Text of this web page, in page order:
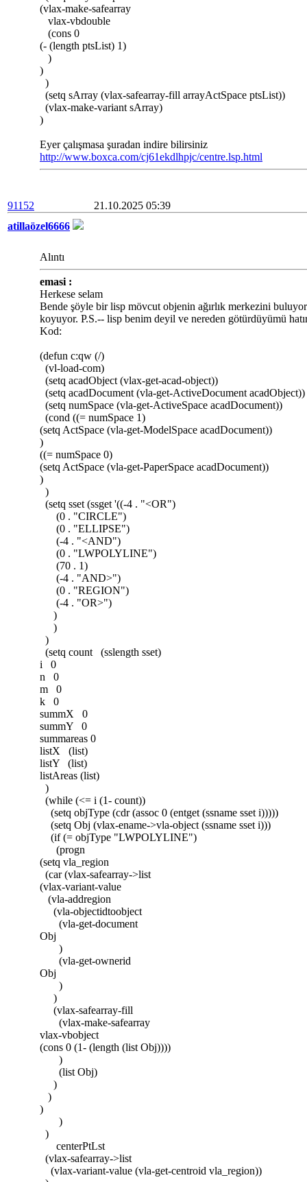
(vlax-make-safearray
vlax-vbdouble
(cons 0
(- (length ptsList) 1)
)
)
)
(setq sArray (vlax-safearray-fill arrayActSpace ptsList))
(vlax-make-variant sArray)
)
Eyer çalışmasa şuradan indire bilirsiniz
http://www.boxca.com/cj61ekdlhpjc/centre.lsp.html
91152
21.10.2025 05:39
atillaözel6666
Alıntı
emasi :
Herkese selam
Bende şöyle bir lisp mövcut objenin ağırlık merkezini
koyuyor. P.S.-- lisp benim deyil ve nereden götürdüyümü
Kod:
(defun c:qw (/)
(vl-load-com)
(setq acadObject (vlax-get-acad-object))
(setq acadDocument (vla-get-ActiveDocument acadObject))
(setq numSpace (vla-get-ActiveSpace acadDocument))
(cond ((= numSpace 1)
(setq ActSpace (vla-get-ModelSpace acadDocument))
)
((= numSpace 0)
(setq ActSpace (vla-get-PaperSpace acadDocument))
)
)
(setq sset (ssget '((-4 . "<OR")
(0 . "CIRCLE")
(0 . "ELLIPSE")
(-4 . "<AND")
(0 . "LWPOLYLINE")
(70 . 1)
(-4 . "AND>")
(0 . "REGION")
(-4 . "OR>")
)
)
)
(setq count (sslength sset)
i 0
n 0
m 0
k 0
summX 0
summY 0
summareas 0
listX (list)
listY (list)
listAreas (list)
)
(while (<= i (1- count))
(setq objType (cdr (assoc 0 (entget (ssname sset i)))))
(setq Obj (vlax-ename->vla-object (ssname sset i)))
(if (= objType "LWPOLYLINE")
(progn
(setq vla_region
(car (vlax-safearray->list
(vlax-variant-value
(vla-addregion
(vla-objectidtoobject
(vla-get-document
Obj
)
(vla-get-ownerid
Obj
)
)
(vlax-safearray-fill
(vlax-make-safearray
vlax-vbobject
(cons 0 (1- (length (list Obj))))
)
(list Obj)
)
)
)
)
)
centerPtLst
(vlax-safearray->list
(vlax-variant-value (vla-get-centroid vla_region))